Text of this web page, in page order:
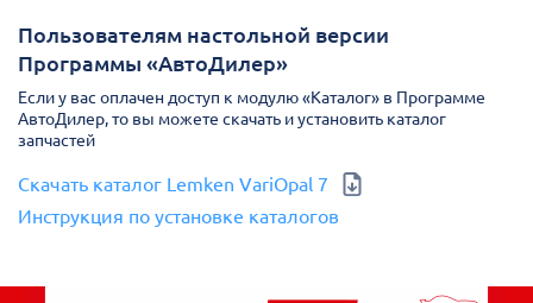
Пользователям настольной версии
Программы «АвтоДилер»
Если у вас оплачен доступ к модулю «Каталог» в Программе
АвтоДилер, то вы можете скачать и установить каталог
запчастей
Скачать каталог Lemken VariOpal 7
Инструкция по установке каталогов